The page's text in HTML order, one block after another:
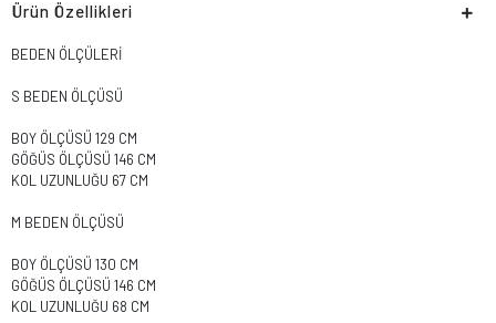
Ürün Özellikleri
BEDEN ÖLÇÜLERİ
S BEDEN ÖLÇÜSÜ
BOY ÖLÇÜSÜ 129 CM
GÖĞÜS ÖLÇÜSÜ 146 CM
KOL UZUNLUĞU 67 CM
M BEDEN ÖLÇÜSÜ
BOY ÖLÇÜSÜ 130 CM
GÖĞÜS ÖLÇÜSÜ 146 CM
KOL UZUNLUĞU 68 CM